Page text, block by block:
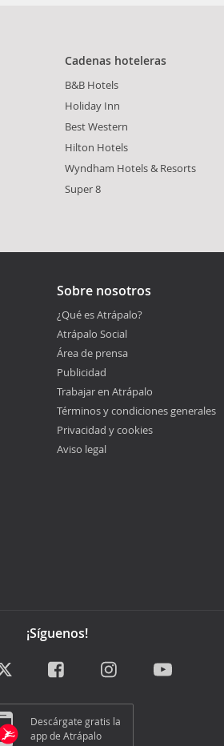
Cadenas hoteleras
B&B Hotels
Holiday Inn
Best Western
Hilton Hotels
Wyndham Hotels & Resorts
Super 8
Sobre nosotros
¿Qué es Atrápalo?
Atrápalo Social
Área de prensa
Publicidad
Trabajar en Atrápalo
Términos y condiciones generales
Privacidad y cookies
Aviso legal
¡Síguenos!
Descárgate gratis la
app de Atrápalo